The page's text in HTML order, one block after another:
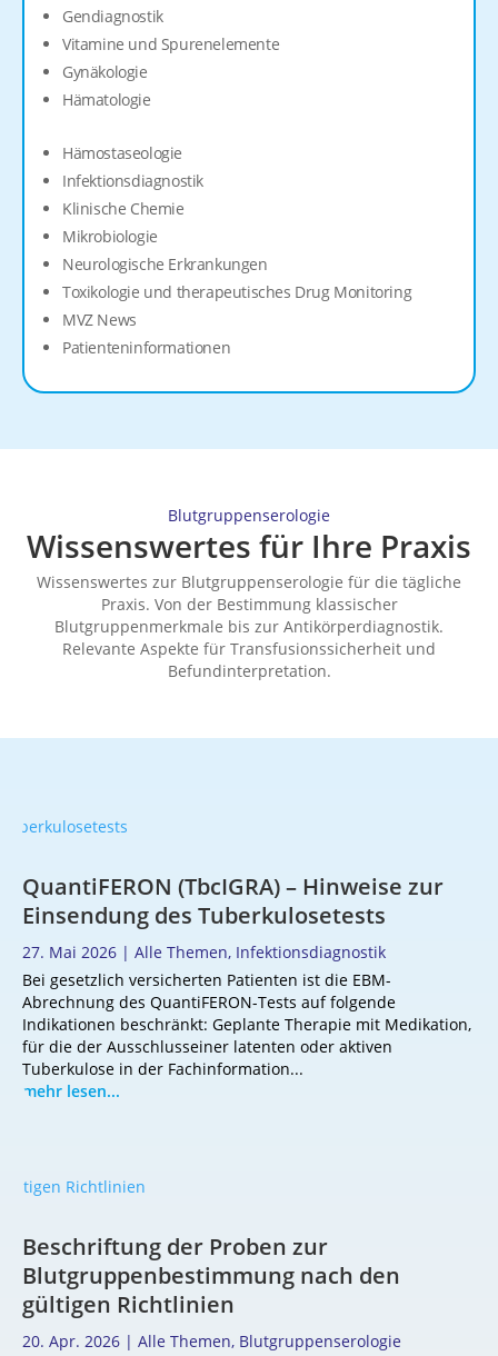
Gendiagnostik
Vitamine und Spurenelemente
Gynäkologie
Hämatologie
Hämostaseologie
Infektionsdiagnostik
Klinische Chemie
Mikrobiologie
Neurologische Erkrankungen
Toxikologie und therapeutisches Drug Monitoring
MVZ News
Patienteninformationen
Blutgruppenserologie
Wissenswertes für Ihre Praxis
Wissenswertes zur Blutgruppenserologie für die tägliche
Praxis. Von der Bestimmung klassischer
Blutgruppenmerkmale bis zur Antikörperdiagnostik.
Relevante Aspekte für Transfusionssicherheit und
Befundinterpretation.
QuantiFERON (TbcIGRA) – Hinweise zur
Einsendung des Tuberkulosetests
27. Mai 2026 | Alle Themen, Infektionsdiagnostik
Bei gesetzlich versicherten Patienten ist die EBM-
Abrechnung des QuantiFERON-Tests auf folgende
Indikationen beschränkt: Geplante Therapie mit Medikation,
für die der Ausschlusseiner latenten oder aktiven
Tuberkulose in der Fachinformation...
mehr lesen...
Beschriftung der Proben zur
Blutgruppenbestimmung nach den
gültigen Richtlinien
20. Apr. 2026 | Alle Themen, Blutgruppenserologie